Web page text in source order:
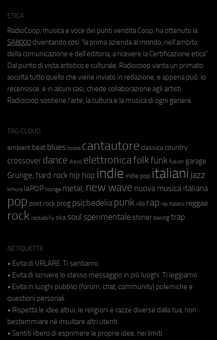
ETICA
RadioCoop, musica e voce dei punti vendita Coop, ha ottenuto la
SA8000 diventando così "la prima azienda al mondo, nell'ambito
della comunicazione e dell'editoria, a ricevere la Certificazione etica".
Dal punto di vista artistico e culturale, Radiocoop vanta un primato:
ascolta tutto quello che viene inviato in redazione, e appena può, lo
recensisce, e in alcuni casi, chiede collaborazione agli artisti.
Radiocoop sostiene l'arte, la cultura e la musica di ogni genere.
TAG CLOUD
ambient beat blues bossa cantautore classica country
crossover dance disco elettronicafolkfunk fusion garage
Grunge; hard rock hip hop indie indie pop italiani jazz
kimura laPOP lounge metal; new wave nuova musica italiana
pop post rock prog psichedeliapunk r&b rap rap italiano reggae
rock rockabilly ska soul sperimentale stoner swing trap
NETIQUETTE
• Evita di URLARE. Ti sentiamo.
• Evita di scrivere lo stesso messaggio in più luoghi. Ti leggiamo.
• Evita in luoghi pubblici (forum, chat, community) polemiche e
questioni personali.
• Rispetta le idee altrui, le religioni e razze diverse dalla tua, non
bestemmiare né insultare altri utenti.
• Sentiti libero di esprimere le proprie idee, nei limiti